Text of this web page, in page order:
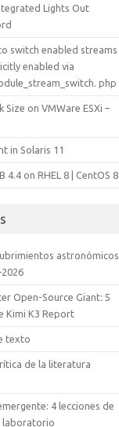
Lights Out
switch enabled streams
enabled via
php
Size on VMWare ESXi –
in Solaris 11
on RHEL 8 | CentOS 8
astronómicos
Open-Source Giant: 5
Kimi K3 Report
texto
de la literatura
4 lecciones de
laboratorio